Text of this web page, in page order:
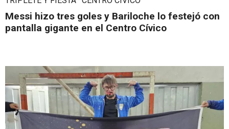
Messi hizo tres goles y Bariloche lo festejó con
pantalla gigante en el Centro Cívico